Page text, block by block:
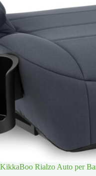
KikkaBoo Rialzo Auto per